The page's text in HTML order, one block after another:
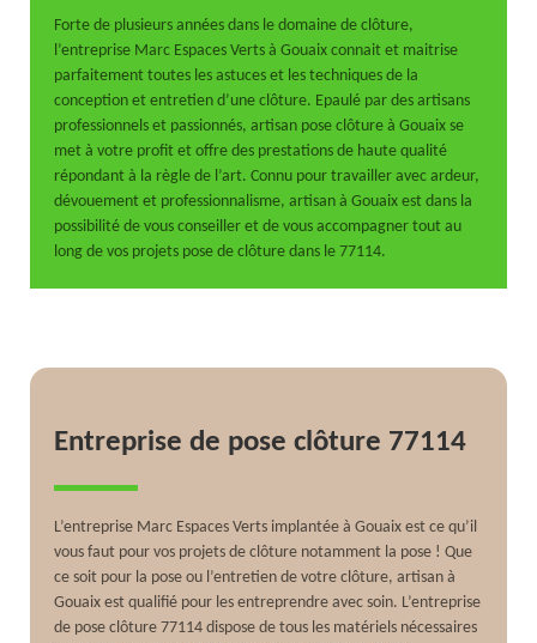
Forte de plusieurs années dans le domaine de clôture,
l’entreprise Marc Espaces Verts à Gouaix connait et maitrise
parfaitement toutes les astuces et les techniques de la
conception et entretien d’une clôture. Epaulé par des artisans
professionnels et passionnés, artisan pose clôture à Gouaix se
met à votre profit et offre des prestations de haute qualité
répondant à la règle de l’art. Connu pour travailler avec ardeur,
dévouement et professionnalisme, artisan à Gouaix est dans la
possibilité de vous conseiller et de vous accompagner tout au
long de vos projets pose de clôture dans le 77114.
Entreprise de pose clôture 77114
L’entreprise Marc Espaces Verts implantée à Gouaix est ce qu’il
vous faut pour vos projets de clôture notamment la pose ! Que
ce soit pour la pose ou l’entretien de votre clôture, artisan à
Gouaix est qualifié pour les entreprendre avec soin. L’entreprise
de pose clôture 77114 dispose de tous les matériels nécessaires